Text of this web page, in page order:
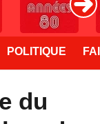
POLITIQUE
du